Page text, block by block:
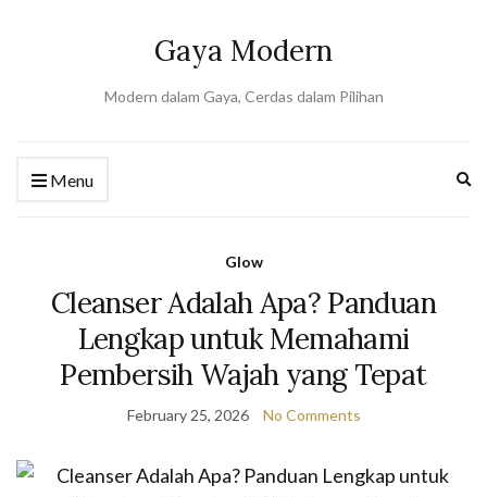
Gaya Modern
Modern dalam Gaya, Cerdas dalam Pilihan
Menu
Glow
Cleanser Adalah Apa? Panduan
Lengkap untuk Memahami
Pembersih Wajah yang Tepat
February 25, 2026 No Comments